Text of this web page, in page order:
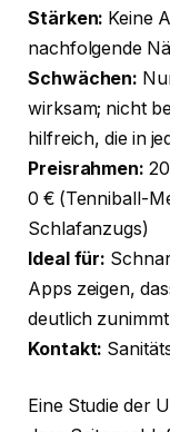
Stärken: Keine
nachfolgende
Schwächen:
wirksam; nicht
hilfreich, die in
Preisrahmen:
0 € (Tenniball-
Schlafanzugs)
Ideal für:
Apps zeigen,
deutlich zunimmt
Kontakt:
Eine Studie der